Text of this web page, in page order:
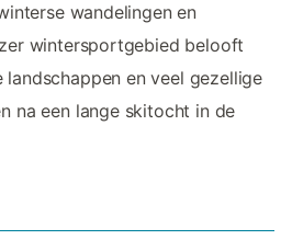
wandelingen en
wintersportgebied belooft
en veel gezellige
na een lange skitocht in de